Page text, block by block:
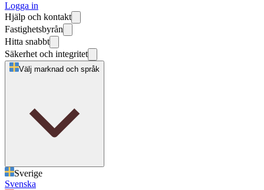
Logga in
Hjälp och kontakt
Fastighetsbyrån
Hitta snabbt
Säkerhet och integritet
Välj marknad och språk
Sverige
Svenska